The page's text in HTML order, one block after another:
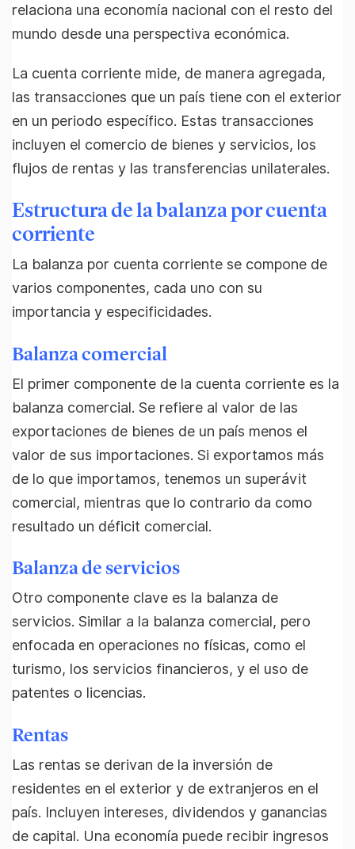
relaciona una economía nacional con el resto del
mundo desde una perspectiva económica.
La cuenta corriente mide, de manera agregada,
las transacciones que un país tiene con el exterior
en un periodo específico. Estas transacciones
incluyen el comercio de bienes y servicios, los
flujos de rentas y las transferencias unilaterales.
Estructura de la balanza por cuenta
corriente
La balanza por cuenta corriente se compone de
varios componentes, cada uno con su
importancia y especificidades.
Balanza comercial
El primer componente de la cuenta corriente es la
balanza comercial. Se refiere al valor de las
exportaciones de bienes de un país menos el
valor de sus importaciones. Si exportamos más
de lo que importamos, tenemos un superávit
comercial, mientras que lo contrario da como
resultado un déficit comercial.
Balanza de servicios
Otro componente clave es la balanza de
servicios. Similar a la balanza comercial, pero
enfocada en operaciones no físicas, como el
turismo, los servicios financieros, y el uso de
patentes o licencias.
Rentas
Las rentas se derivan de la inversión de
residentes en el exterior y de extranjeros en el
país. Incluyen intereses, dividendos y ganancias
de capital. Una economía puede recibir ingresos